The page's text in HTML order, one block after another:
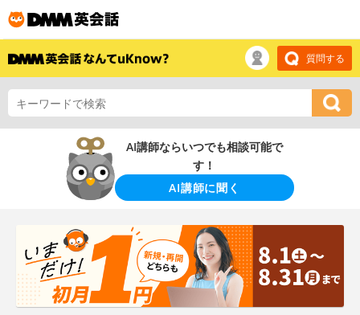
質問する
AI講師ならいつでも相談可能で
す！
AI講師に聞く